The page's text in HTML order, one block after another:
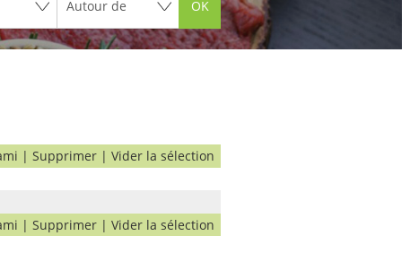
OK
| Supprimer | Vider la sélection
| Supprimer | Vider la sélection